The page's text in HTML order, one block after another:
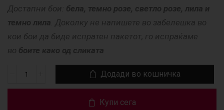
Достапни бои: бела, темно розе, светло розе, лила и
темно лила . Доколку не напишете во забелешка во
кои бои да биде испратен пакетот, го испраќаме
во боите како од сликата
Додади во кошничка
Купи сега